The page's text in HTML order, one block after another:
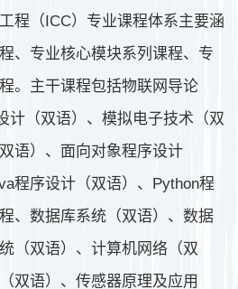
程（ICC）专业课程体系主要涵
、专业核心模块系列课程、专
。主干课程包括物联网导论
计（双语）、模拟电子技术（双
语）、面向对象程序设计
程序设计（双语）、Python程
、数据库系统（双语）、数据
（双语）、计算机网络（双
双语）、传感器原理及应用